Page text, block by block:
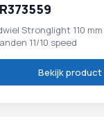
Stronglight 110
11/10 speed
Bekijk product